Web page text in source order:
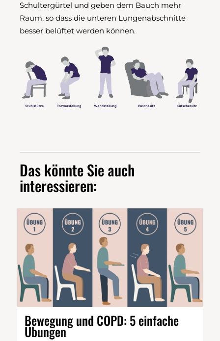
Schultergürtel und geben dem Bauch mehr
Raum, so dass die unteren Lungenabschnitte
besser belüftet werden können.
Das könnte Sie auch
interessieren:
Bewegung und COPD: 5 einfache
Übungen